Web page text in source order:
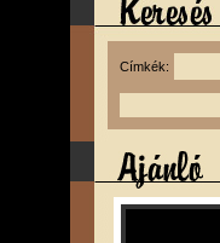
Címkék: